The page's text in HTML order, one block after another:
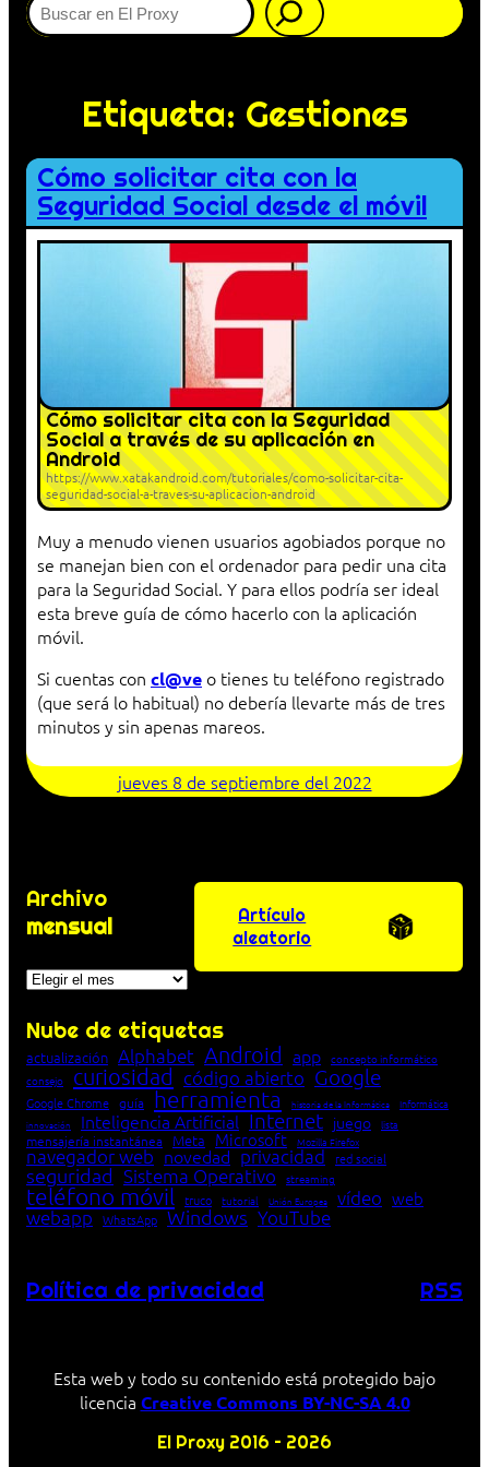
Etiqueta: Gestiones
Cómo solicitar cita con la
Seguridad Social desde el móvil
Cómo solicitar cita con la Seguridad
Social a través de su aplicación en
Android
https://www.xatakandroid.com/tutoriales/como-solicitar-cita-
seguridad-social-a-traves-su-aplicacion-android
Muy a menudo vienen usuarios agobiados porque no
se manejan bien con el ordenador para pedir una cita
para la Seguridad Social. Y para ellos podría ser ideal
esta breve guía de cómo hacerlo con la aplicación
móvil.
Si cuentas con cl@ve o tienes tu teléfono registrado
(que será lo habitual) no debería llevarte más de tres
minutos y sin apenas mareos.
jueves 8 de septiembre del 2022
Archivo
mensual
Archivos
Artículo
aleatorio
Nube de etiquetas
actualización Alphabet Android app concepto informático
consejo
curiosidad código abierto Google
Google Chrome guía herramienta historia de la Informática Informática
innovación Inteligencia Artificial Internet juego lista
mensajería instantánea Meta Microsoft Mozilla Firefox
navegador web novedad privacidad red social
seguridad Sistema Operativo streaming
teléfono móvil truco tutorial Unión Europea vídeo web
webapp WhatsApp Windows YouTube
Política de privacidad RSS
Esta web y todo su contenido está protegido bajo
licencia Creative Commons BY-NC-SA 4.0
El Proxy 2016 – 2026